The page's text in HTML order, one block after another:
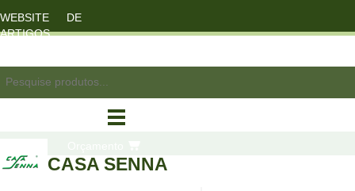
WEBSITE DE
ARTIGOS
CASA SENNA